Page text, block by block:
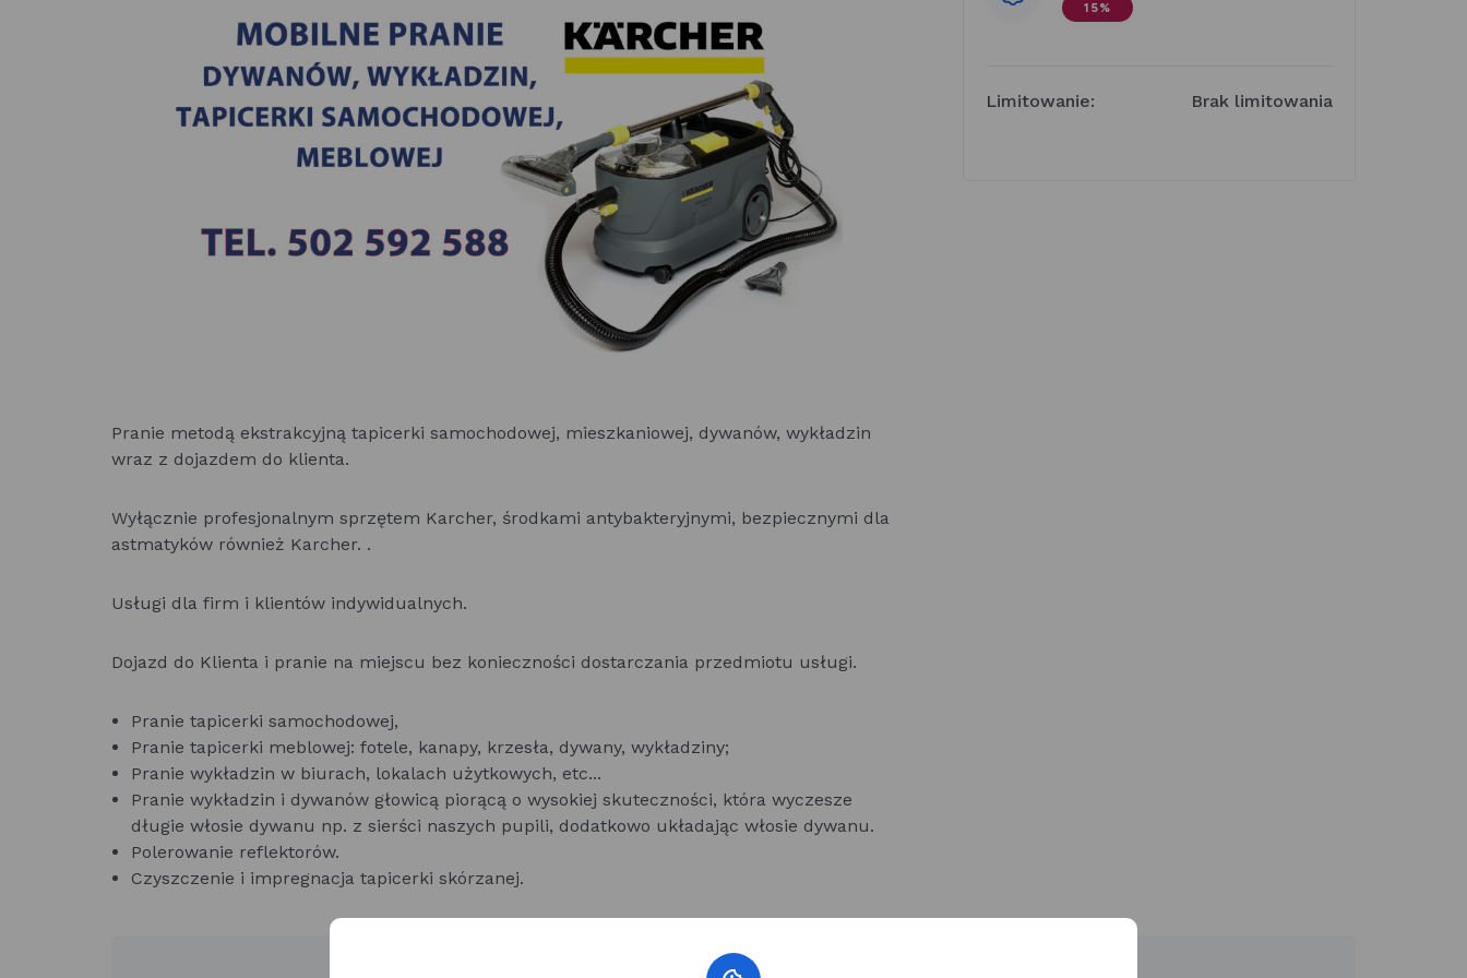
Pranie metodą ekstrakcyjną tapicerki samochodowej, mieszkaniowej, dywanów, wykładzin
wraz z dojazdem do klienta.
Wyłącznie profesjonalnym sprzętem Karcher, środkami antybakteryjnymi, bezpiecznymi dla
astmatyków również Karcher. .
Usługi dla firm i klientów indywidualnych.
Dojazd do Klienta i pranie na miejscu bez konieczności dostarczania przedmiotu usługi.
Pranie tapicerki samochodowej,
Pranie tapicerki meblowej: fotele, kanapy, krzesła, dywany, wykładziny;
Pranie wykładzin w biurach, lokalach użytkowych, etc...
Pranie wykładzin i dywanów głowicą piorącą o wysokiej skuteczności, która wyczesze
długie włosie dywanu np. z sierści naszych pupili, dodatkowo układając włosie dywanu.
Polerowanie reflektorów.
Czyszczenie i impregnacja tapicerki skórzanej.
15%
Limitowanie: Brak limitowania